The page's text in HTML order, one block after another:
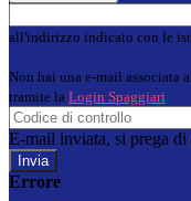
all'indirizzo indicato con le
Non hai una e-mail associata
tramite la Login Spaggiari
E-mail inviata, si prega di
Errore